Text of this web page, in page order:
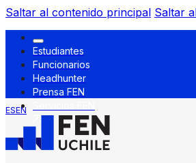
Saltar al contenido principal Saltar
Estudiantes
Funcionarios
Headhunter
Prensa FEN
ESEN